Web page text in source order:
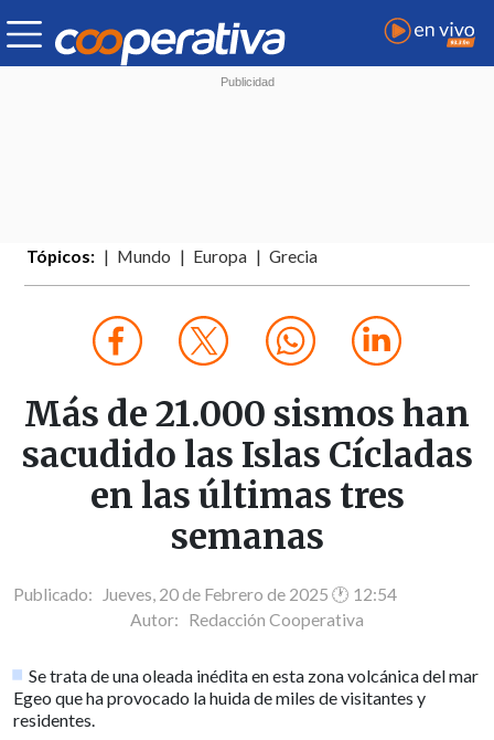
Tópicos: Mundo Europa Grecia
Más de 21.000 sismos han
sacudido las Islas Cícladas
en las últimas tres
semanas
Publicado: Jueves, 20 de Febrero de 2025 🕐 12:54
Autor: Redacción Cooperativa
Se trata de una oleada inédita en esta zona volcánica del mar
Egeo que ha provocado la huida de miles de visitantes y
residentes.